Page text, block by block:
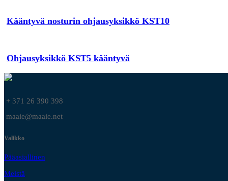
Kääntyvä nosturin ohjausyksikkö KST10
Ohjausyksikkö KST5 kääntyvä
+ 371 26 390 398
maaie@maaie.net
Valikko
Pääasiallinen
Meistä